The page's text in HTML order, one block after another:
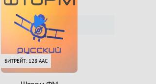
БИТРЕЙТ: 128 AAC